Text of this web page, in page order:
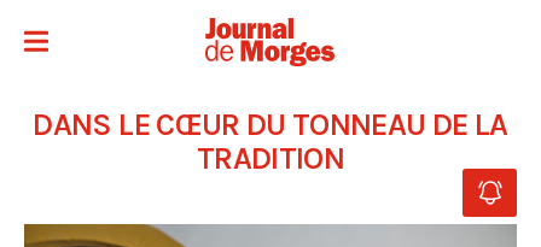
DANS LE CŒUR DU TONNEAU DE LA
TRADITION